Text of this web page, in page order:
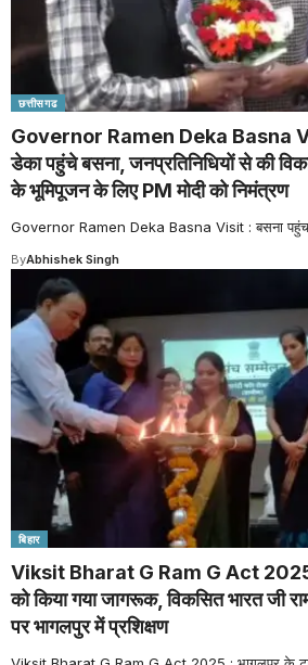
छत्तीसगढ
Governor Ramen Deka Basna
डेका पहुंचे बसना, जनप्रतिनिधियों से की
के भूमिपूजन के लिए PM मोदी को निमंत्रण
Governor Ramen Deka Basna Visit : बसना
ByAbhishek Singh
बिहार
Viksit Bharat G Ram G Act 2025 :
को किया गया जागरूक, विकसित भारत जी
पर भागलपुर में प्रशिक्षण